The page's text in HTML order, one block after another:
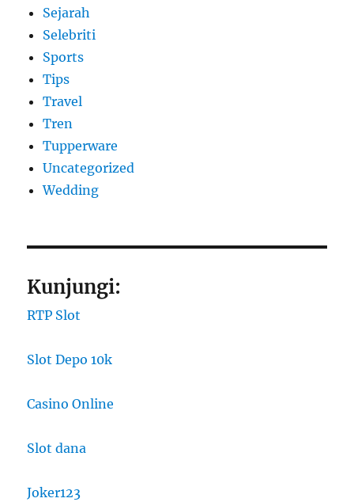
Sejarah
Selebriti
Sports
Tips
Travel
Tren
Tupperware
Uncategorized
Wedding
Kunjungi:
RTP Slot
Slot Depo 10k
Casino Online
Slot dana
Joker123